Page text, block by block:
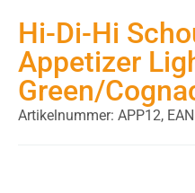
Hi-Di-Hi
Appetizer
Green/
Artikelnummer: APP12,